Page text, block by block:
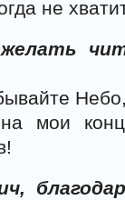
не
мои